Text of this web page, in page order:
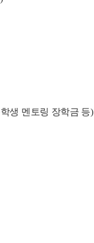
생 멘토링 장학금 등)